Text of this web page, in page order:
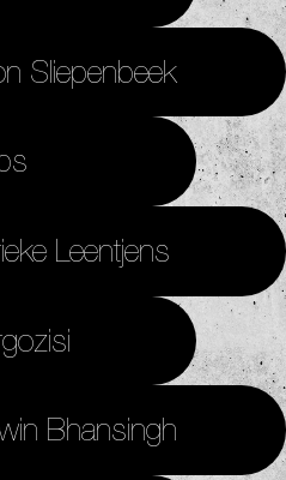
Sliepenbeek
Leentjens
Bhansingh